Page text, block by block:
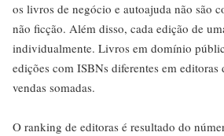
os livros de negócio e autoajuda não são
não ficção. Além disso, cada edição de
individualmente. Livros em domínio
edições com ISBNs diferentes em editoras
vendas somadas.
O ranking de editoras é resultado do